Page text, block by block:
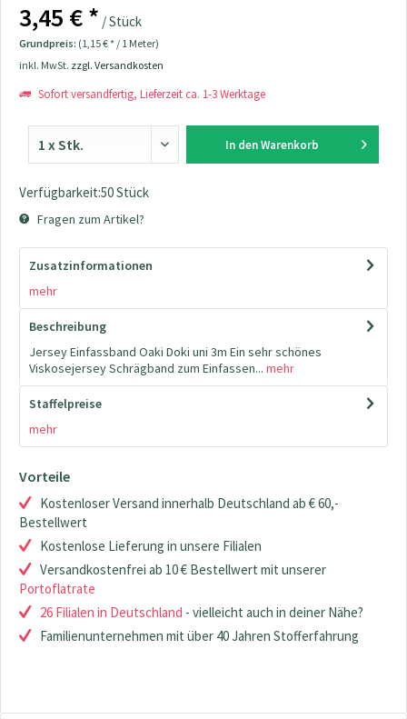
3,45 € * / Stück
Grundpreis: (1,15 € * / 1 Meter)
inkl. MwSt. zzgl. Versandkosten
Sofort versandfertig, Lieferzeit ca. 1-3 Werktage
In den Warenkorb
Verfügbarkeit:50 Stück
Fragen zum Artikel?
Zusatzinformationen
mehr
Beschreibung
Jersey Einfassband Oaki Doki uni 3m Ein sehr schönes
Viskosejersey Schrägband zum Einfassen... mehr
Staffelpreise
mehr
Vorteile
Kostenloser Versand innerhalb Deutschland ab € 60,-
Bestellwert
Kostenlose Lieferung in unsere Filialen
Versandkostenfrei ab 10 € Bestellwert mit unserer
Portoflatrate
26 Filialen in Deutschland - vielleicht auch in deiner Nähe?
Familienunternehmen mit über 40 Jahren Stofferfahrung